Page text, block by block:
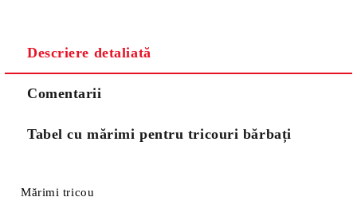
Descriere detaliată
Comentarii
Tabel cu mărimi pentru tricouri bărbați
Mărimi tricou